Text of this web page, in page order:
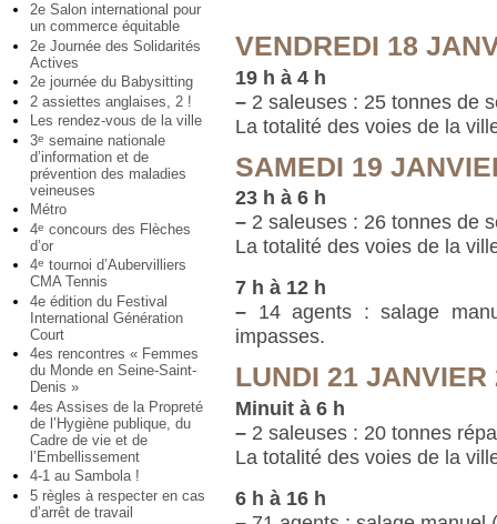
2e Salon international pour
un commerce équitable
2e Journée des Solidarités
Actives
2e journée du Babysitting
2 assiettes anglaises, 2 !
Les rendez-vous de la ville
3e semaine nationale
d’information et de
prévention des maladies
veineuses
Métro
4e concours des Flèches
d’or
4e tournoi d’Aubervilliers
CMA Tennis
4e édition du Festival
International Génération
Court
4es rencontres « Femmes
du Monde en Seine-Saint-
Denis »
4es Assises de la Propreté
de l’Hygiène publique, du
Cadre de vie et de
l’Embellissement
4-1 au Sambola !
5 règles à respecter en cas
d’arrêt de travail
VENDREDI 18
19 h à 4 h
– 2 saleuses : 25 tonnes de
La totalité des voies de la
SAMEDI 19
23 h à 6 h
– 2 saleuses : 26 tonnes de
La totalité des voies de la
7 h à 12 h
– 14 agents : salage
impasses.
LUNDI 21 JANVIER
Minuit à 6 h
– 2 saleuses : 20 tonnes
La totalité des voies de la
6 h à 16 h